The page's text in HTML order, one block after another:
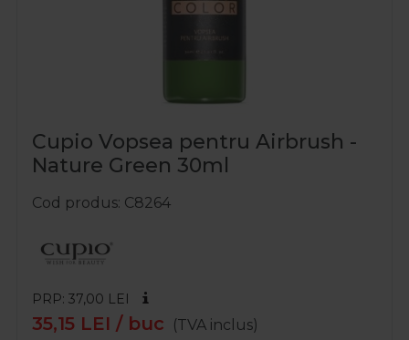
Cupio Vopsea pentru Airbrush -
Nature Green 30ml
Cod produs C8264
PRP: 37,00 LEI
35,15 LEI / buc (TVA inclus)